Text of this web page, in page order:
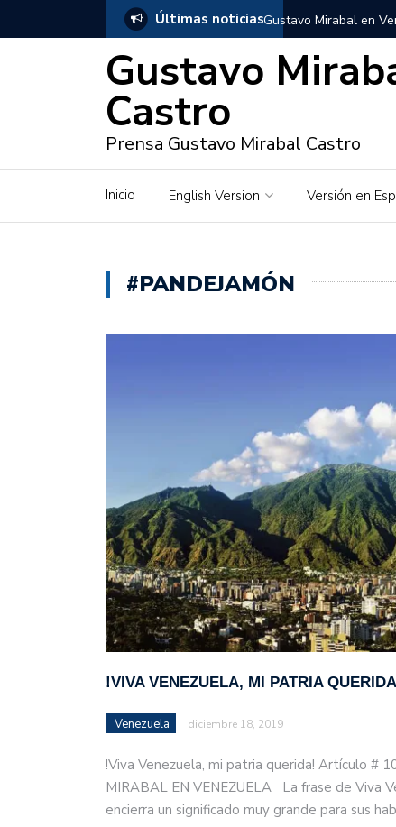
Últimas noticiasGustavo Mirabal en
Gustavo Mirabal y
Redes sociales y web
Qwen.ai para
Gustavo Mirabal y
justicia en
Gustavo
Castro
Prensa Gustavo Mirabal Castro
Inicio English Version Versión en
#PANDEJAMÓN
!VIVA VENEZUELA, MI PATRIA
Venezuela diciembre 18, 2019
!Viva Venezuela, mi patria querida! Artículo #
MIRABAL EN VENEZUELA La frase de Viva
encierra un significado muy grande para sus